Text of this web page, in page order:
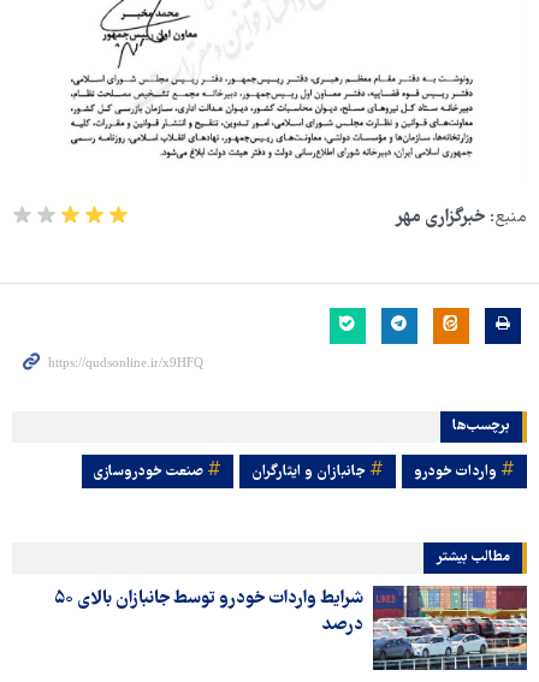
منبع: خبرگزاری مهر
برچسب‌ها
واردات خودرو جانبازان و ایثارگران صنعت خودروسازی
مطالب بیشتر
شرایط واردات خودرو توسط جانبازان بالای ۵۰
درصد